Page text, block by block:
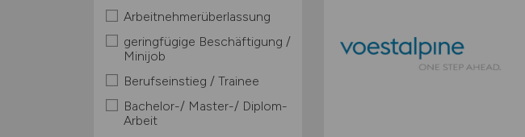
Arbeitnehmerüberlassung
geringfügige Beschäftigung /
Minijob
Berufseinstieg / Trainee
Bachelor-/ Master-/ Diplom-
Arbeit